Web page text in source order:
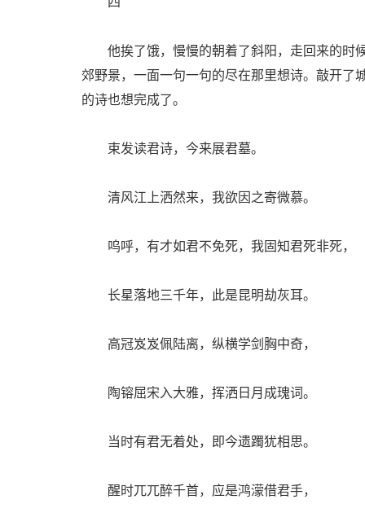
他挨了饿，慢慢的朝着了斜阳，走回来的时
郊野景，一面一句一句的尽在那里想诗。敲开了
的诗也想完成了。
束发读君诗，今来展君墓。
清风江上洒然来，我欲因之寄微慕。
呜呼，有才如君不免死，我固知君死非死，
长星落地三千年，此是昆明劫灰耳。
高冠岌岌佩陆离，纵横学剑胸中奇，
陶镕屈宋入大雅，挥洒日月成瑰词。
当时有君无着处，即今遗躅犹相思。
醒时兀兀醉千首，应是鸿濛借君手，